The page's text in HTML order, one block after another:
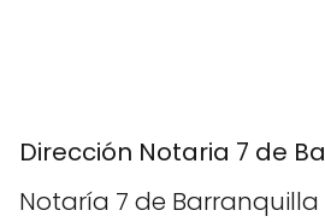
Dirección Notaria 7 de
Notaría 7 de